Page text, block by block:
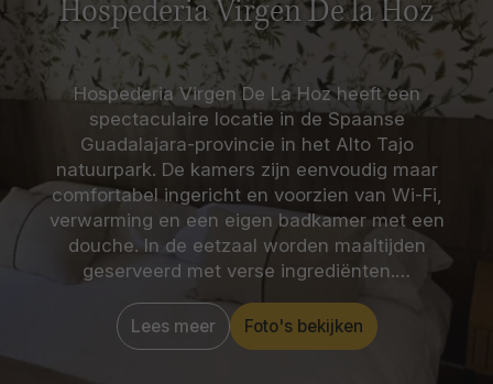
Hospederia Virgen De la Hoz
Hospederia Virgen De La Hoz heeft een
spectaculaire locatie in de Spaanse
Guadalajara-provincie in het Alto Tajo
natuurpark. De kamers zijn eenvoudig maar
comfortabel ingericht en voorzien van Wi-Fi,
verwarming en een eigen badkamer met een
douche. In de eetzaal worden maaltijden
geserveerd met verse ingrediënten.…
Lees meer Foto's bekijken